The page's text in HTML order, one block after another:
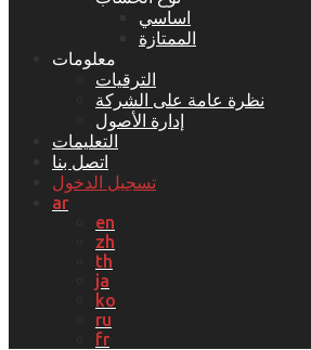
اساسي
الممتازة
معلومات
الترقيات
نظرة عامة على الشركة
إدارة الأصول
التعليمات
اتصل بنا
تسجيل الدخول
ar
en
zh
th
ja
ko
ru
fr